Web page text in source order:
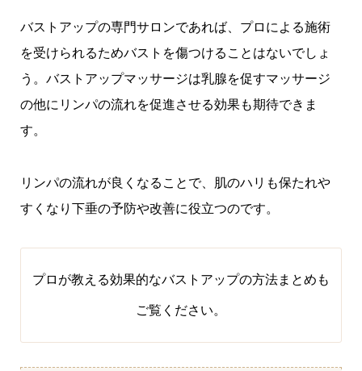
バストアップの専門サロンであれば、プロによる施術
を受けられるためバストを傷つけることはないでしょ
う。バストアップマッサージは乳腺を促すマッサージ
の他にリンパの流れを促進させる効果も期待できま
す。
リンパの流れが良くなることで、肌のハリも保たれや
すくなり下垂の予防や改善に役立つのです。
プロが教える効果的なバストアップの方法まとめ も
ご覧ください。